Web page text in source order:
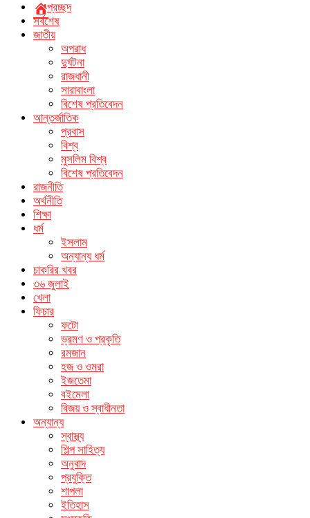
প্রচ্ছদ
সর্বশেষ
জাতীয়
অপরাধ
দুর্ঘটনা
রাজধানী
সারাবাংলা
বিশেষ প্রতিবেদন
আন্তর্জাতিক
প্রবাস
বিশ্ব
মুসলিম বিশ্ব
বিশেষ প্রতিবেদন
রাজনীতি
অর্থনীতি
শিক্ষা
ধর্ম
ইসলাম
অন্যান্য ধর্ম
চাকরির খবর
৩৬ জুলাই
খেলা
ফিচার
ফটো
ভ্রমণ ও প্রকৃতি
রমজান
হজ ও ওমরা
ইজতেমা
বইমেলা
বিজয় ও স্বাধীনতা
অন্যান্য
স্বাস্থ্য
শিল্প সাহিত্য
অনুবাদ
প্রযুক্তি
শাপলা
ইতিহাস